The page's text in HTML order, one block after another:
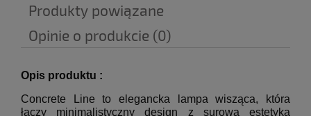
Produkty powiązane
Opinie o produkcie (0)
Opis produktu :
Concrete Line to elegancka lampa wisząca, która
łączy minimalistyczny design z surową estetyką